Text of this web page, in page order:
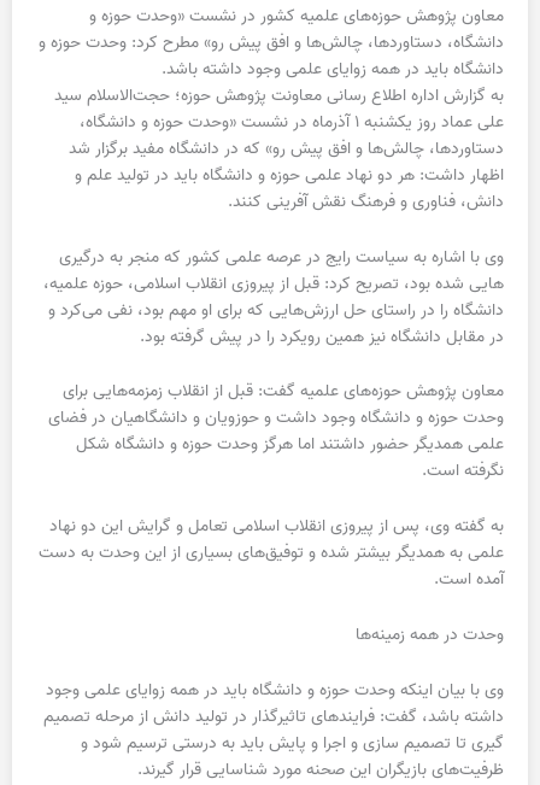
معاون پژوهش حوزه‌های علمیه کشور در نشست «وحدت حوزه و
دانشگاه، دستاوردها، چالش‌ها و افق پیش رو» مطرح کرد: وحدت حوزه و
دانشگاه باید در همه زوایای علمی وجود داشته باشد.
به گزارش اداره اطلاع رسانی معاونت پژوهش حوزه؛ حجت‌الاسلام سید
علی عماد روز یکشنبه ۱ آذرماه در نشست «وحدت حوزه و دانشگاه،
دستاوردها، چالش‌ها و افق پیش رو» که در دانشگاه مفید برگزار شد
اظهار داشت: هر دو نهاد علمی حوزه و دانشگاه باید در تولید علم و
دانش، فناوری و فرهنگ نقش آفرینی کنند.
وی با اشاره به سیاست رایج در عرصه علمی کشور که منجر به درگیری
هایی شده بود، تصریح کرد: قبل از پیروزی انقلاب اسلامی، حوزه علمیه،
دانشگاه را در راستای حل ارزش‌هایی که برای او مهم بود، نفی می‌کرد و
در مقابل دانشگاه نیز همین رویکرد را در پیش گرفته بود.
معاون پژوهش حوزه‌های علمیه گفت: قبل از انقلاب زمزمه‌هایی برای
وحدت حوزه و دانشگاه وجود داشت و حوزویان و دانشگاهیان در فضای
علمی همدیگر حضور داشتند اما هرگز وحدت حوزه و دانشگاه شکل
نگرفته است.
به گفته وی، پس از پیروزی انقلاب اسلامی تعامل و گرایش این دو نهاد
علمی به همدیگر بیشتر شده و توفیق‌های بسیاری از این وحدت به دست
آمده است.
وحدت در همه زمینه‌ها
وی با بیان اینکه وحدت حوزه و دانشگاه باید در همه زوایای علمی وجود
داشته باشد، گفت: فرایندهای تاثیرگذار در تولید دانش از مرحله تصمیم
گیری تا تصمیم سازی و اجرا و پایش باید به درستی ترسیم شود و
ظرفیت‌های بازیگران این صحنه مورد شناسایی قرار گیرند.